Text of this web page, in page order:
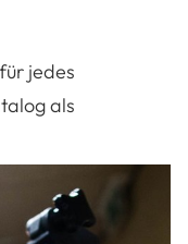
jedes
als